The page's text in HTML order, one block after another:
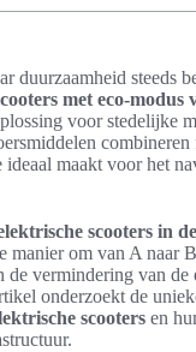
duurzaamheid steeds
met eco-modus
voor stedelijke
maakt voor het
scooters in
manier om van A naar
de vermindering van de
onderzoekt de
scooters en